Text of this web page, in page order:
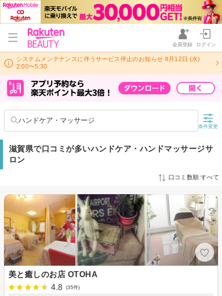
会員登録 ログイン
システムメンテナンスに伴うサービス停止のお知らせ 8月12日 (水)
2:00〜5:30
ハンドケア・マッサージ
条件変更
滋賀県で口コミが多いハンドケア・ハンドマッサージサ
ロン
口コミ数順:すべて
美と癒しのお店 OTOHA
4.8
(35件)